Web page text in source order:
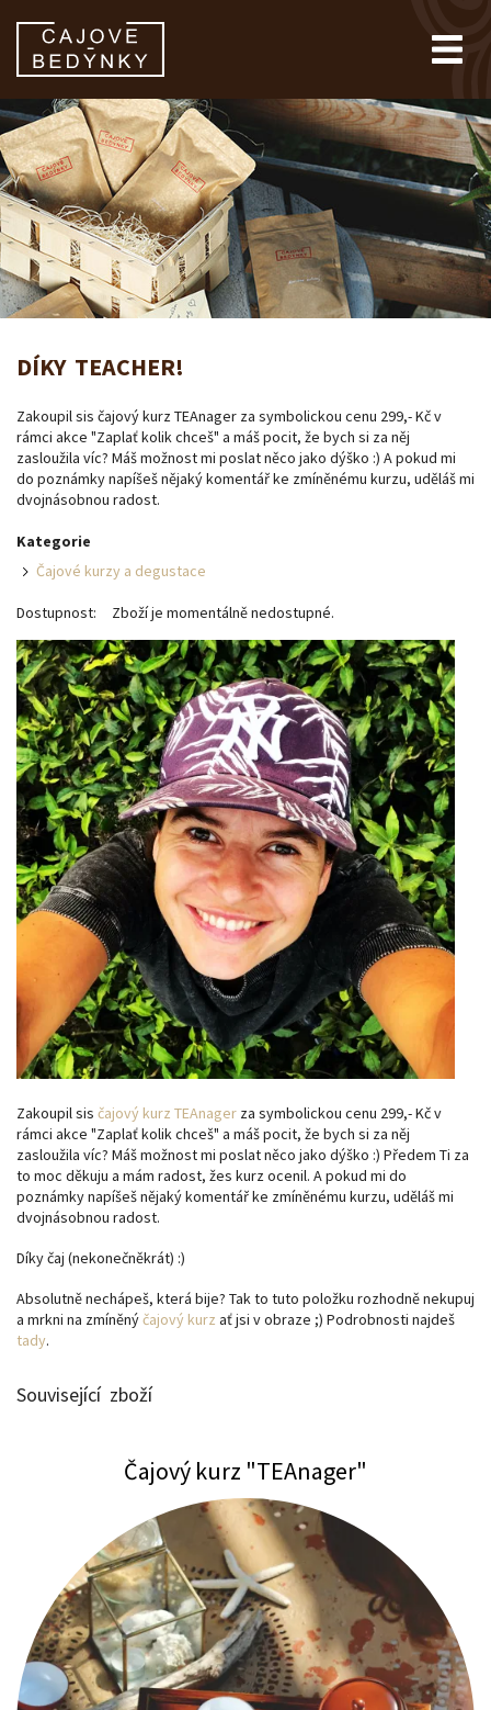
DÍKY TEACHER!
Zakoupil sis čajový kurz TEAnager za symbolickou cenu 299,- Kč v
rámci akce "Zaplať kolik chceš" a máš pocit, že bych si za něj
zasloužila víc? Máš možnost mi poslat něco jako dýško :) A pokud mi
do poznámky napíšeš nějaký komentář ke zmíněnému kurzu, uděláš mi
dvojnásobnou radost.
Kategorie
Čajové kurzy a degustace
Dostupnost: Zboží je momentálně nedostupné.
Zakoupil sis čajový kurz TEAnager za symbolickou cenu 299,- Kč v
rámci akce "Zaplať kolik chceš" a máš pocit, že bych si za něj
zasloužila víc? Máš možnost mi poslat něco jako dýško :) Předem Ti za
to moc děkuju a mám radost, žes kurz ocenil. A pokud mi do
poznámky napíšeš nějaký komentář ke zmíněnému kurzu, uděláš mi
dvojnásobnou radost.
Díky čaj (nekonečněkrát) :)
Absolutně nechápeš, která bije? Tak to tuto položku rozhodně nekupuj
a mrkni na zmíněnýčajový kurz ať jsi v obraze ;) Podrobnosti najdeš
tady.
Související zboží
Čajový kurz "TEAnager"